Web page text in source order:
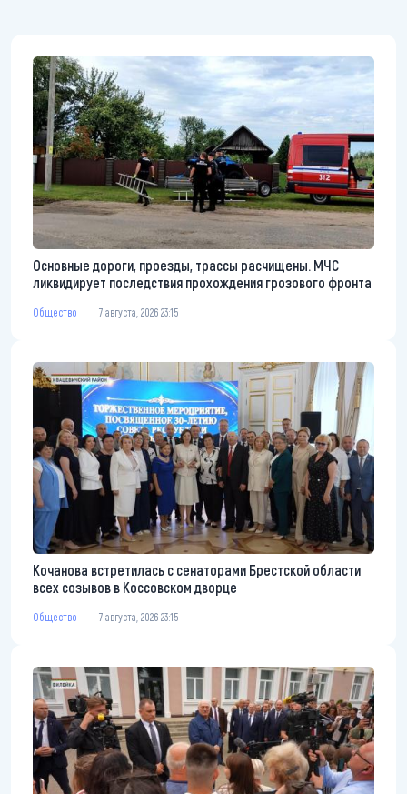
Основные дороги, проезды, трассы расчищены. МЧС
ликвидирует последствия прохождения грозового фронта
Общество 7 августа, 2026 23:15
Кочанова встретилась с сенаторами Брестской области
всех созывов в Коссовском дворце
Общество 7 августа, 2026 23:15